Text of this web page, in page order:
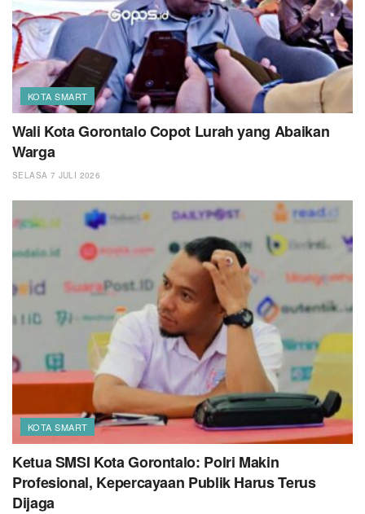
KOTA SMART
Wali Kota Gorontalo Copot Lurah yang Abaikan
Warga
SELASA 7 JULI 2026
KOTA SMART
Ketua SMSI Kota Gorontalo: Polri Makin
Profesional, Kepercayaan Publik Harus Terus
Dijaga